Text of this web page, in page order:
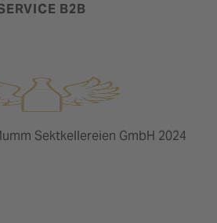
B2B
Sektkellereien GmbH 2024